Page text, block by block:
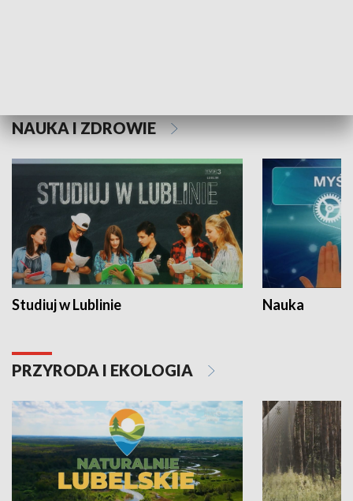
NAUKA I ZDROWIE
Studiuj w Lublinie Nauka
PRZYRODA I EKOLOGIA